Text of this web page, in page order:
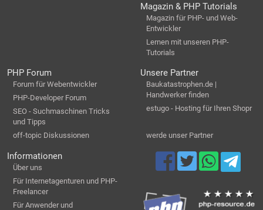
Magazin & PHP Tutorials
Magazin für PHP- und Web-
Entwickler
Lernen mit unseren PHP-
Tutorials
PHP Forum
Forum für Webentwickler
PHP-Developer Forum
SEO - Suchmaschinen Tricks
und Tipps
off-topic Diskussionen
Unsere Partner
Baukatastrophen.de |
Handwerker finden
estugo - Hosting für Ihren Shopr
werde unser Partner
Informationen
Über uns
Für Internetagenturen und PHP-
Freelancer
Für Anwender und